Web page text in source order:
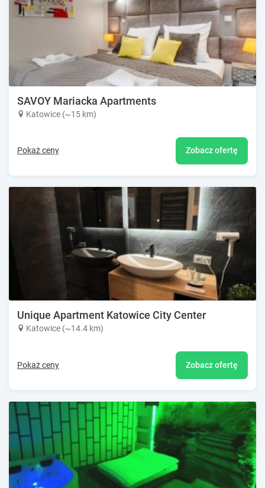
SAVOY Mariacka Apartments
Katowice (~15 km)
Pokaż ceny Zobacz ofertę
Unique Apartment Katowice City Center
Katowice (~14.4 km)
Pokaż ceny Zobacz ofertę